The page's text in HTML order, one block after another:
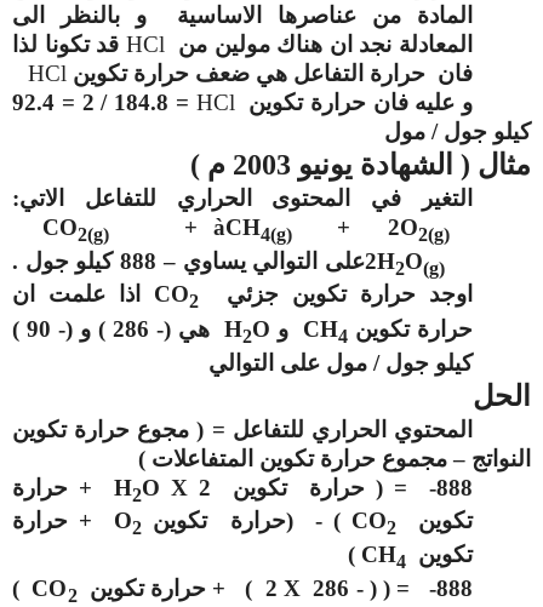
المادة من عناصرها الاساسية و بالنظر الى
المعادلة نجد ان هناك مولين من
HCl قد تكونا لذا
فان حرارة التفاعل هي ضعف حرارة تكوين HCl
و عليه فان حرارة تكوين
HCl
= 184.8 / 2 = 92.4
كيلو جول / مول
مثال ( الشهادة يونيو 2003 م )
التغير في المحتوى الحراري للتفاعل الاتي:
CH4(g)+ 2O2(g)
à
CO2(g)+
2H2O(g)
على التوالي يساوي – 888 كيلو جول .
اوجد حرارة تكوين جزئي
CO2
اذا علمت ان
حرارة تكوين
CH4 و H2O
هي (- 286 ) و (- 90 )
كيلو جول / مول على التوالي
الحل
المحتوي الحراري للتفاعل = ( مجوع حرارة تكوين
النواتج – مجموع حرارة تكوين المتفاعلات )
888- = ( حرارة تكوين
H2O X 2
+ حرارة
تكوين
CO2 ) - (حرارة تكوين O2
+ حرارة
تكوين
CH4
)
888- = ( ( - 286
X 2 ) + حرارة تكوين CO2
)